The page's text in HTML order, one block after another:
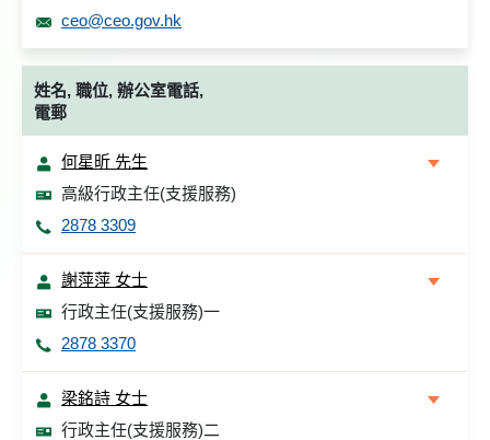
ceo@ceo.gov.hk
姓名, 職位, 辦公室電話,
電郵
何星昕 先生
高級行政主任(支援服務)
2878 3309
謝萍萍 女士
行政主任(支援服務)一
2878 3370
梁銘詩 女士
行政主任(支援服務)二